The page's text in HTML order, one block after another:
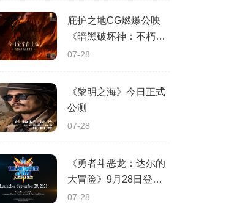
庇护之地CG燃爆公映
《暗黑破坏神：不朽》
今日全平台上线
07-28
《黎明之海》今日正式
公测
07-28
《勇者斗恶龙：达尔的
大冒险》9月28日登陆
苹果谷歌应用商店
07-28